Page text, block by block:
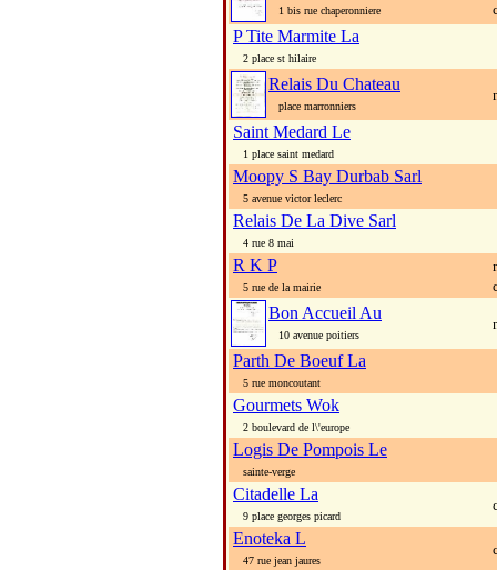
1 bis rue chaperonniere
P Tite Marmite La
2 place st hilaire
Relais Du Chateau
place marronniers
Saint Medard Le
1 place saint medard
Moopy S Bay Durbab Sarl
5 avenue victor leclerc
Relais De La Dive Sarl
4 rue 8 mai
R K P
5 rue de la mairie
Bon Accueil Au
10 avenue poitiers
Parth De Boeuf La
5 rue moncoutant
Gourmets Wok
2 boulevard de l\'europe
Logis De Pompois Le
sainte-verge
Citadelle La
9 place georges picard
Enoteka L
47 rue jean jaures